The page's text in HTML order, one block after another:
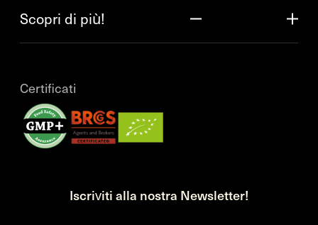
Scopri di più!
Certificati
Iscriviti alla nostra Newsletter!